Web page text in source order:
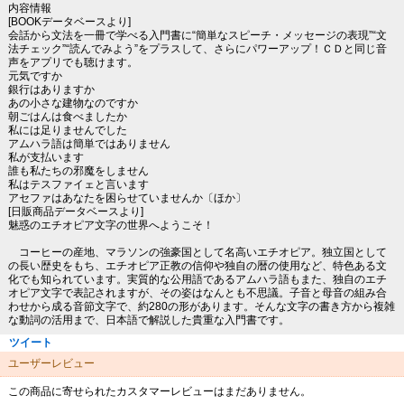
内容情報
[BOOKデータベースより]
会話から文法を一冊で学べる入門書に“簡単なスピーチ・メッセージの表現”“文
法チェック”“読んでみよう”をプラスして、さらにパワーアップ！ＣＤと同じ音
声をアプリでも聴けます。
元気ですか
銀行はありますか
あの小さな建物なのですか
朝ごはんは食べましたか
私には足りませんでした
アムハラ語は簡単ではありません
私が支払います
誰も私たちの邪魔をしません
私はテスファイェと言います
アセファはあなたを困らせていませんか〔ほか〕
[日販商品データベースより]
魅惑のエチオピア文字の世界へようこそ！
コーヒーの産地、マラソンの強豪国として名高いエチオピア。独立国として
の長い歴史をもち、エチオピア正教の信仰や独自の暦の使用など、特色ある文
化でも知られています。実質的な公用語であるアムハラ語もまた、独自のエチ
オピア文字で表記されますが、その姿はなんとも不思議。子音と母音の組み合
わせから成る音節文字で、約280の形があります。そんな文字の書き方から複雑
な動詞の活用まで、日本語で解説した貴重な入門書です。
ツイート
ユーザーレビュー
この商品に寄せられたカスタマーレビューはまだありません。